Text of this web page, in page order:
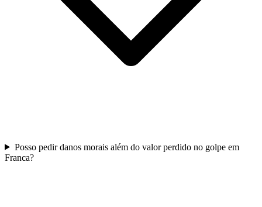
Posso pedir danos morais além do valor perdido no golpe em
Franca?